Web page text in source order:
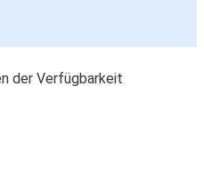
der Verfügbarkeit